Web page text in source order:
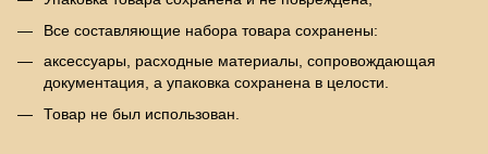
Все составляющие набора товара сохранены:
аксессуары, расходные материалы, сопровождающая
документация, а упаковка сохранена в целости.
Товар не был использован.